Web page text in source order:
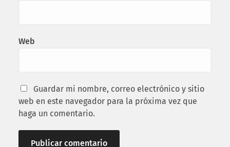
Web
Guardar mi nombre, correo electrónico y sitio
web en este navegador para la próxima vez que
haga un comentario.